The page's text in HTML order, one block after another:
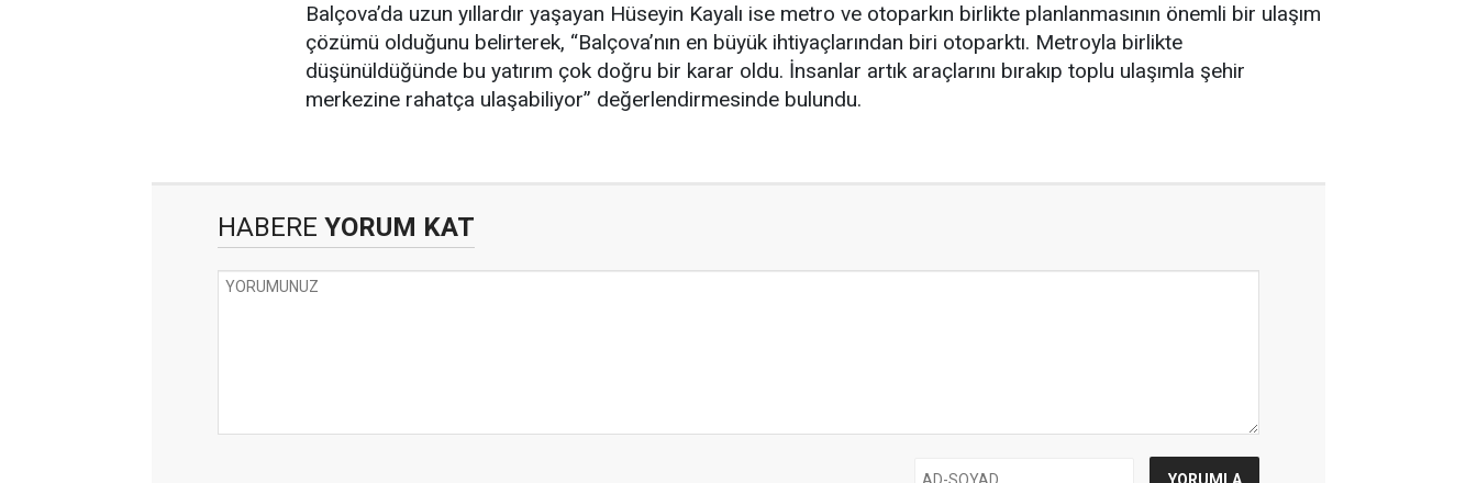
Balçova’da uzun yıllardır yaşayan Hüseyin Kayalı ise metro ve otoparkın birlikte planlanmasının önemli bir ulaşım
çözümü olduğunu belirterek, “Balçova’nın en büyük ihtiyaçlarından biri otoparktı. Metroyla birlikte
düşünüldüğünde bu yatırım çok doğru bir karar oldu. İnsanlar artık araçlarını bırakıp toplu ulaşımla şehir
merkezine rahatça ulaşabiliyor” değerlendirmesinde bulundu.
HABERE YORUM KAT